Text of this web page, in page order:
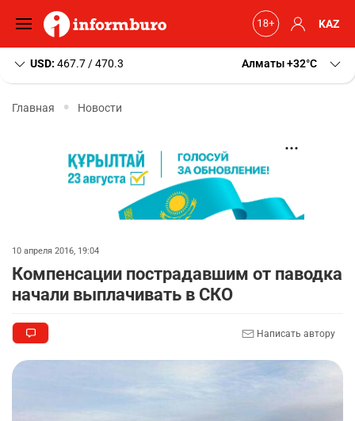
KAZ
USD: 467.7 / 470.3 Алматы+32 C
Главная Новости
10 апреля 2016, 19:04
Компенсации пострадавшим от паводка
начали выплачивать в СКО
Написать автору